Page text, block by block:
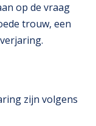
op de vraag
trouw, een
zijn volgens